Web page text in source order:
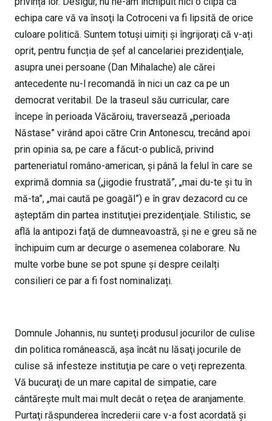
echipa care vă va însoţi la Cotroceni va fi lipsită de orice
culoare politică. Suntem totuşi uimiți și îngrijoraţi că v-ați
oprit, pentru funcția de şef al cancelariei prezidenţiale,
asupra unei persoane (Dan Mihalache) ale cărei
antecedente nu-l recomandă în nici un caz ca pe un
democrat veritabil. De la traseul său curricular, care
începe în perioada Văcăroiu, traversează „perioada
Năstase” virând apoi către Crin Antonescu, trecând apoi
prin opinia sa, pe care a făcut-o publică, privind
parteneriatul româno-american, și până la felul în care se
exprimă domnia sa („jigodie frustrată”, „mai du-te și tu în
mă-ta”, „mai caută pe goagăl”) e în grav dezacord cu ce
aşteptăm din partea instituţiei prezidenţiale. Stilistic, se
află la antipozi faţă de dumneavoastră, şi ne e greu să ne
închipuim cum ar decurge o asemenea colaborare. Nu
multe vorbe bune se pot spune și despre ceilalți
consilieri ce par a fi fost nominalizați.
Domnule Johannis, nu sunteţi produsul jocurilor de culise
din politica românească, aşa încât nu lăsaţi jocurile de
culise să infesteze instituţia pe care o veţi reprezenta.
Vă bucuraţi de un mare capital de simpatie, care
cântăreşte mult mai mult decât o reţea de aranjamente.
Purtaţi răspunderea încrederii care v-a fost acordată şi